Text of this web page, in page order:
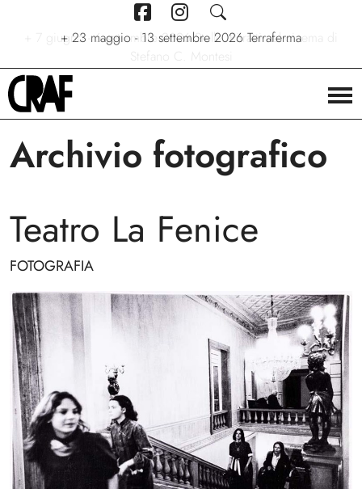
+ 7 giugno - 6 settembre 2026 Stelle. Ritratti nel cinema di
Stefano C. Montesi
+ 23 maggio - 13 settembre 2026 Terraferma
+ 24/04/2026 - 27/09/2026 Via per le strade
Archivio fotografico
Teatro La Fenice
FOTOGRAFIA